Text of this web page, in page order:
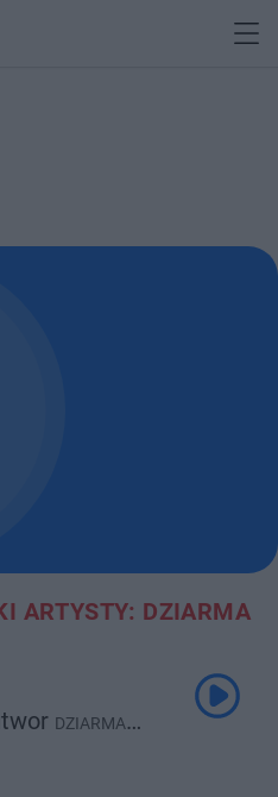
ARTYSTY: DZIARMA
DZIARMA